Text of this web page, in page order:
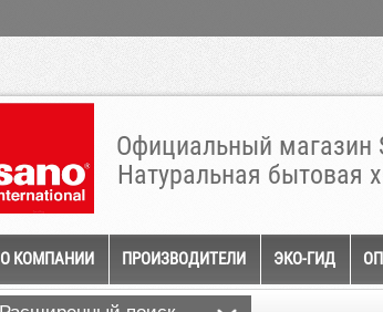
Официальный магазин
Натуральная бытовая
О КОМПАНИИ ПРОИЗВОДИТЕЛИ ЭКО-ГИД